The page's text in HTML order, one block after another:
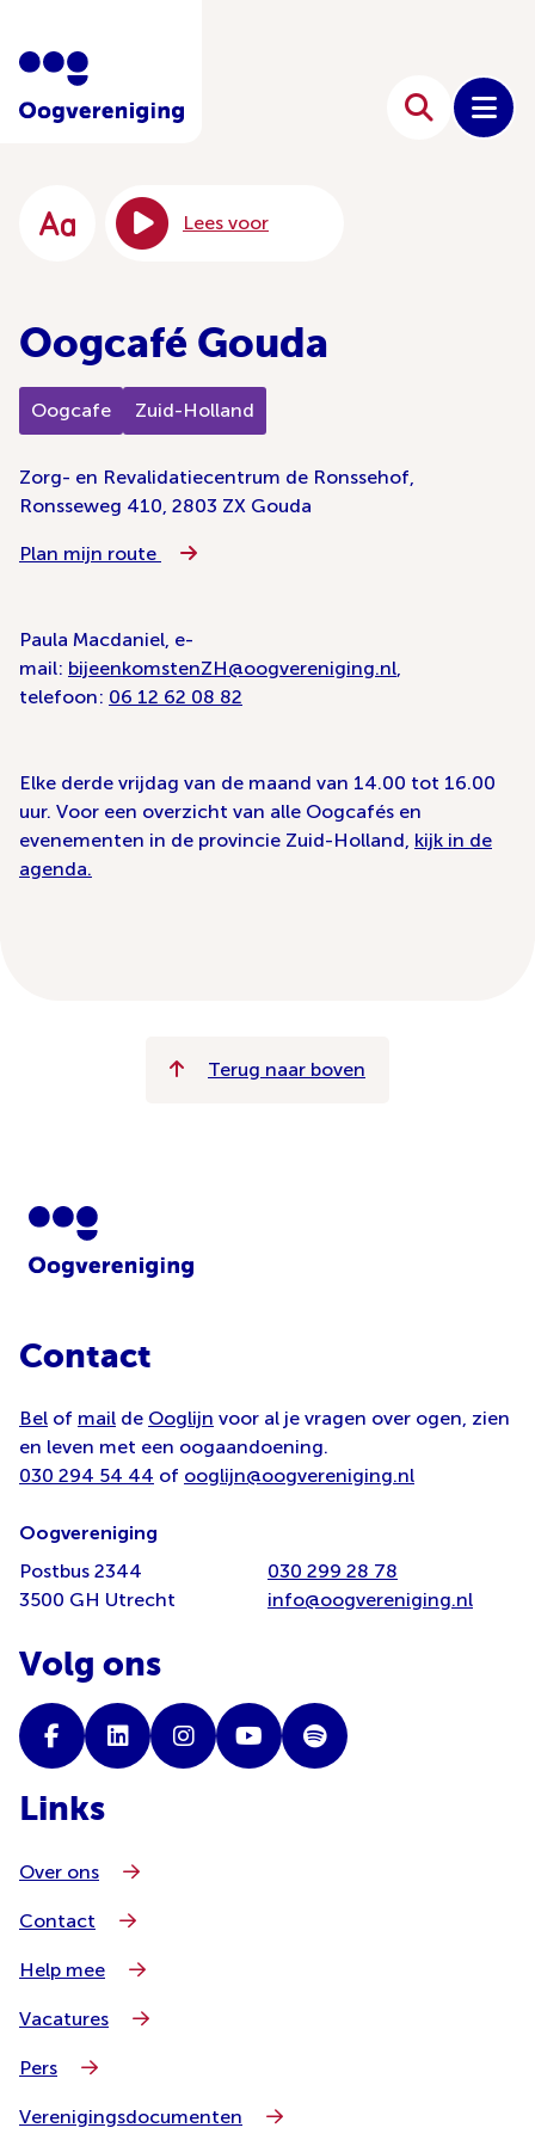
Lees voor
Oogcafé Gouda
Oogcafe Zuid-Holland
Zorg- en Revalidatiecentrum de Ronssehof,
Ronsseweg 410, 2803 ZX Gouda
Plan mijn route
Paula Macdaniel, e-
mail: bijeenkomstenZH@oogvereniging.nl,
telefoon: ‭06 12 62 08 82
Elke derde vrijdag van de maand van 14.00 tot 16.00
uur. Voor een overzicht van alle Oogcafés en
evenementen in de provincie Zuid-Holland, kijk in de
agenda.
Terug naar boven
Contact
Bel of mail de Ooglijn voor al je vragen over ogen, zien
en leven met een oogaandoening.
030 294 54 44 of ooglijn@oogvereniging.nl
Oogvereniging
Postbus 2344
3500 GH Utrecht
030 299 28 78
info@oogvereniging.nl
Volg ons
Links
Over ons
Contact
Help mee
Vacatures
Pers
Verenigingsdocumenten